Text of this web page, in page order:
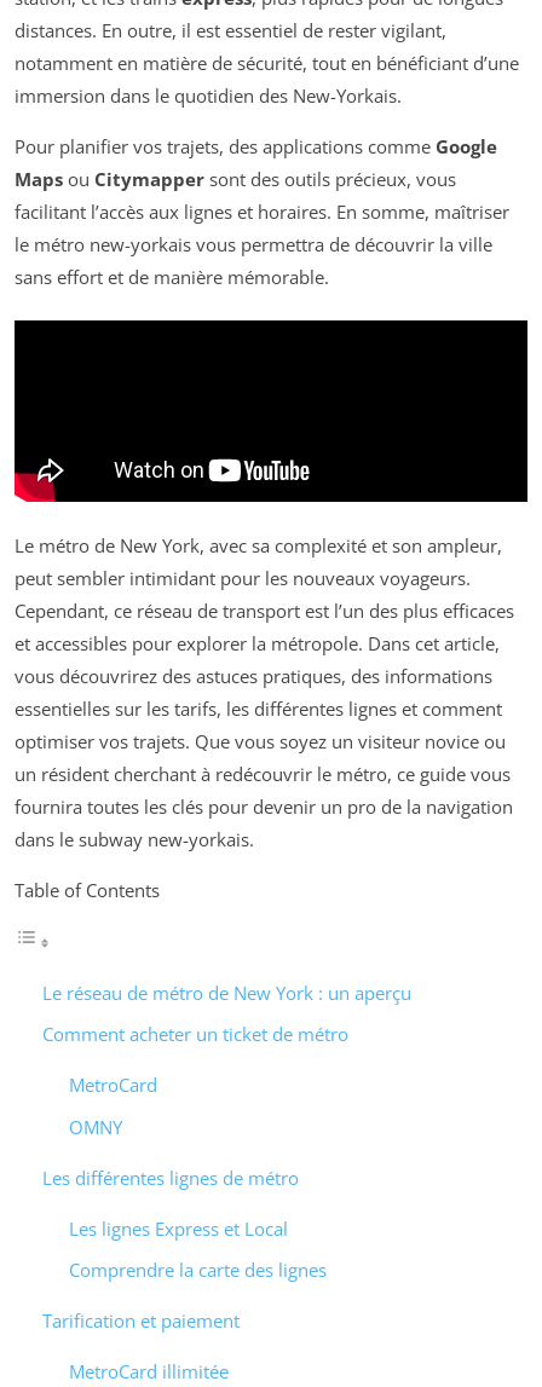
distances. En outre, il est essentiel de rester vigilant,
notamment en matière de sécurité, tout en bénéficiant d’une
immersion dans le quotidien des New-Yorkais.
Pour planifier vos trajets, des applications comme Google
Maps ou Citymapper sont des outils précieux, vous
facilitant l’accès aux lignes et horaires. En somme, maîtriser
le métro new-yorkais vous permettra de découvrir la ville
sans effort et de manière mémorable.
Le métro de New York, avec sa complexité et son ampleur,
peut sembler intimidant pour les nouveaux voyageurs.
Cependant, ce réseau de transport est l’un des plus efficaces
et accessibles pour explorer la métropole. Dans cet article,
vous découvrirez des astuces pratiques, des informations
essentielles sur les tarifs, les différentes lignes et comment
optimiser vos trajets. Que vous soyez un visiteur novice ou
un résident cherchant à redécouvrir le métro, ce guide vous
fournira toutes les clés pour devenir un pro de la navigation
dans le subway new-yorkais.
Table of Contents
Le réseau de métro de New York : un aperçu
Comment acheter un ticket de métro
MetroCard
OMNY
Les différentes lignes de métro
Les lignes Express et Local
Comprendre la carte des lignes
Tarification et paiement
MetroCard illimitée